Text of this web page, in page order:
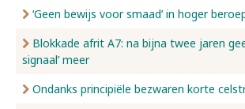
‘Geen bewijs voor smaad’ in hoger
Blokkade afrit A7: na bijna twee jaren
signaal’ meer
Ondanks principiële bezwaren korte